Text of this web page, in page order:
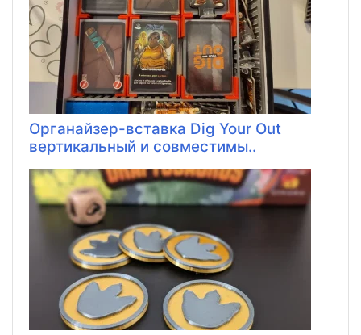
Органайзер-вставка Dig Your Out
вертикальный и совместимы..